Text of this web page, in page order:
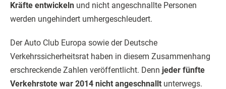
Kräfte entwickeln und nicht angeschnallte Personen
werden ungehindert umhergeschleudert.
Der Auto Club Europa sowie der Deutsche
Verkehrssicherheitsrat haben in diesem Zusammenhang
erschreckende Zahlen veröffentlicht. Denn jeder fünfte
Verkehrstote war 2014 nicht angeschnallt unterwegs.